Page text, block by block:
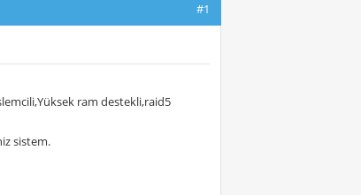
#1
ram destekli,raid5
sistem.